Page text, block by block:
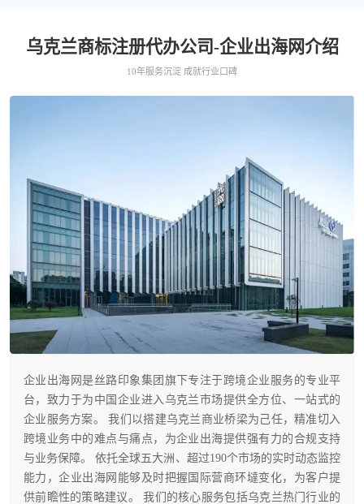
乌克兰商标注册代办公司-企业出海网介绍
10年服务沉淀 成就行业口碑
企业出海网是丝路印象集团旗下专注于跨境企业服务的专业平
台，致力于为中国企业进入乌克兰市场提供全方位、一站式的
企业服务方案。 我们以搭建乌克兰商业桥梁为己任，精准切入
跨境业务中的难点与痛点，为企业出海提供强有力的合规支持
与业务保障。 依托全球五大洲、超过190个市场的实时动态监控
能力，企业出海网能够及时把握国际营商环墶变化，为客户提
供前瞻性的策略建议。 我们的核心服务包括乌克兰热门行业的